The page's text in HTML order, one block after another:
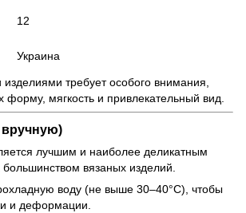
12
Украина
требует особого внимания,
форму, мягкость и привлекательный вид.
вручную)
лучшим и наиболее деликатным
вязаных изделий.
воду (не выше 30–40°C), чтобы
и деформации.